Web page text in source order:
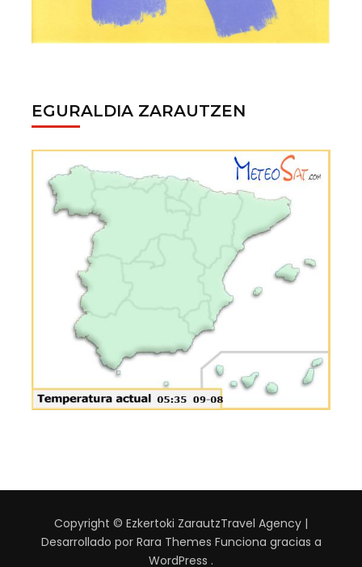
EGURALDIA ZARAUTZEN
Copyright © Ezkertoki ZarautzTravel Agency |
Desarrollado por Rara Themes Funciona gracias a
WordPress .